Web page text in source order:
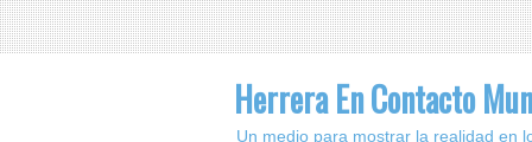
Herrera En Contacto
Un medio para mostrar la realidad en